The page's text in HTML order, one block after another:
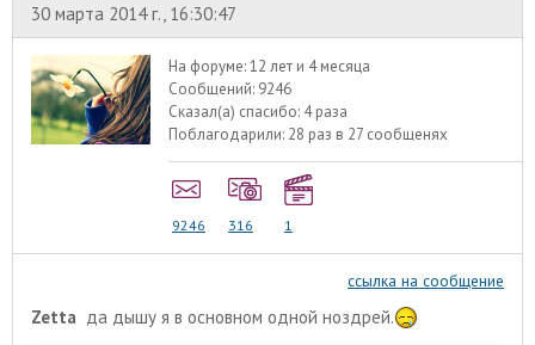
30 марта 2014 г., 16:30:47
На форуме:12 лет и 4 месяца
Сообщений: 9246
Сказал(а) спасибо: 4 раза
Поблагодарили: 28 раз в 27 сообщенях
9246 316 1
ссылка на сообщение
Zetta да дышу я в основном одной ноздрей.